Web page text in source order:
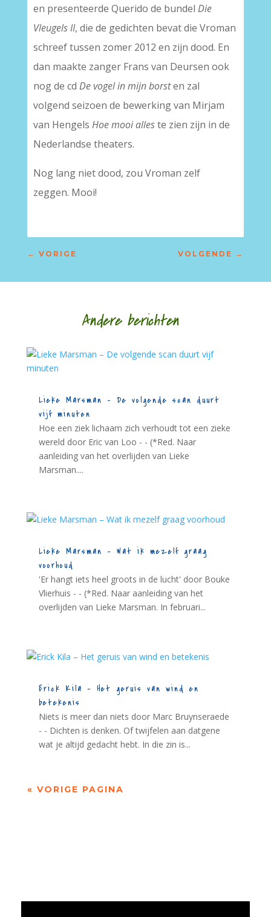
en presenteerde Querido de bundel Die
Vleugels II, die de gedichten bevat die Vroman
schreef tussen zomer 2012 en zijn dood. En
dan maakte zanger Frans van Deursen ook
nog de cd De vogel in mijn borsten zal
volgend seizoen de bewerking van Mirjam
van Hengels Hoe mooi alleste zien zijn in de
Nederlandse theaters.
Nog lang niet dood, zou Vroman zelf
zeggen. Mooi!
← VORIGE VOLGENDE →
Andere berichten
Lieke Marsman – De volgende scan duurt
vijf minuten
Hoe een ziek lichaam zich verhoudt tot een zieke
wereld door Eric van Loo - - (*Red. Naar
aanleiding van het overlijden van Lieke
Marsman....
Lieke Marsman – Wat ik mezelf graag
voorhoud
'Er hangt iets heel groots in de lucht' door Bouke
Vlierhuis - - (*Red. Naar aanleiding van het
overlijden van Lieke Marsman. In februari...
Erick Kila – Het geruis van wind en
betekenis
Niets is meer dan niets door Marc Bruynseraede
- - Dichten is denken. Of twijfelen aan datgene
wat je altijd gedacht hebt. In die zin is...
« VORIGE PAGINA